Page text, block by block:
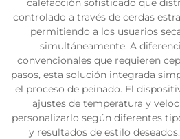
calefacción sofisticado que
controlado a través de cerdas
permitiendo a los usuarios
simultáneamente. A
convencionales que requieren
pasos, esta solución integrada
el proceso de peinado. El
ajustes de temperatura y
personalizarlo según diferentes
y resultados de estilo